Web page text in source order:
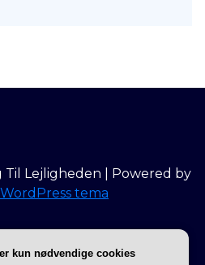
Lejligheden | Powered by
tema
kun nødvendige cookies